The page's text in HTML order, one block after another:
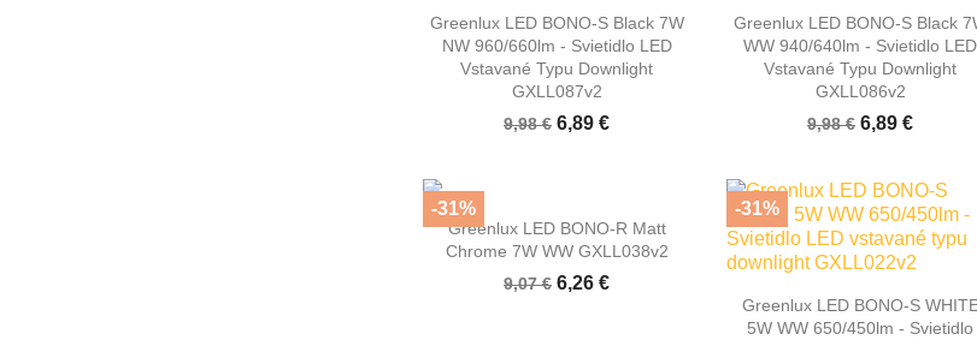
 Rýchly náhľad
Greenlux LED BONO-S Black 7W
NW 960/660lm - Svietidlo LED
Vstavané Typu Downlight
GXLL087v2
9,98 € 6,89 €
 Rýchly náhľad
Greenlux LED BONO-S Black
WW 940/640lm - Svietidlo LED
Vstavané Typu Downlight
GXLL086v2
9,98 € 6,89 €
 Rýchly náhľad
Greenlux LED BONO-R Matt
Chrome 7W WW GXLL038v2
9,07 € 6,26 €
-31%
 Rýchly náhľad
Greenlux LED BONO-S
5W WW 650/450lm - Svietidlo
-31%